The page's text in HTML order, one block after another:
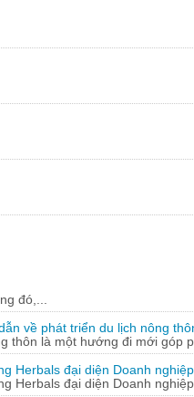
đó,...
về phát triển du lịch nông
thôn là một hướng đi mới góp
Herbals đại diện Doanh
Herbals đại diện Doanh